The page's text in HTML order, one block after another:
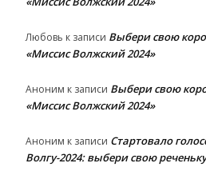
Любовь к записи Выбери свою
«Миссис Волжский 2024»
Аноним к записи Выбери свою
«Миссис Волжский 2024»
Аноним к записи Стартовало
Волгу-2024: выбери свою